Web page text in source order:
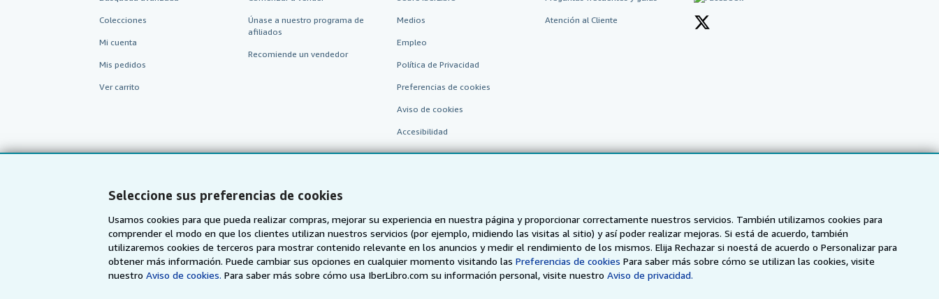
Seleccione sus preferencias de cookies
Usamos cookies para que pueda realizar compras, mejorar su experiencia en nuestra página y proporcionar correctamente nuestros servicios. También utilizamos cookies para
comprender el modo en que los clientes utilizan nuestros servicios (por ejemplo, midiendo las visitas al sitio) y así poder realizar mejoras. Si está de acuerdo, también
utilizaremos cookies de terceros para mostrar contenido relevante en los anuncios y medir el rendimiento de los mismos. Elija Rechazar si noestá de acuerdo o Personalizar para
obtener más información. Puede cambiar sus opciones en cualquier momento visitando las Preferencias de cookies Para saber más sobre cómo se utilizan las cookies, visite
nuestroAviso de cookies. Para saber más sobre cómo usa IberLibro.com su información personal, visite nuestroAviso de privacidad.
Colecciones
Mi cuenta
Mis pedidos
Ver carrito
Únase a nuestro programa de
afiliados
Recomiende un vendedor
Medios
Empleo
Política de Privacidad
Preferencias de cookies
Aviso de cookies
Accesibilidad
Atención al Cliente
AbeBooks.com AbeBooks.co.uk AbeBooks.de AbeBooks.fr AbeBooks.it AbeBooks Aus/NZ AbeBooks.ca ZVAB.com
BookFinder.com